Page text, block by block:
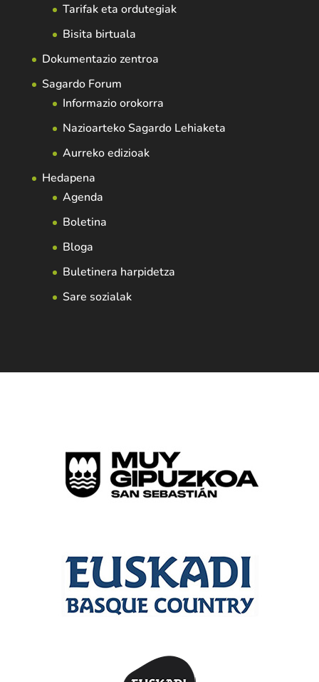
Tarifak eta ordutegiak
Bisita birtuala
Dokumentazio zentroa
Sagardo Forum
Informazio orokorra
Nazioarteko Sagardo Lehiaketa
Aurreko edizioak
Hedapena
Agenda
Boletina
Bloga
Buletinera harpidetza
Sare sozialak